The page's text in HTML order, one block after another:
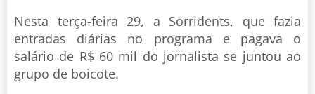
Nesta terça-feira 29, a Sorridents, que fazia
entradas diárias no programa e pagava o
salário de R$ 60 mil do jornalista se juntou ao
grupo de boicote.